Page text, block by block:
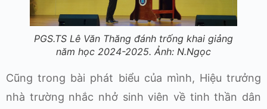
PGS.TS Lê Văn Thăng đánh trống khai giảng
năm học 2024-2025. Ảnh: N.Ngọc
Cũng trong bài phát biểu của mình, Hiệu trưởng
nhà trường nhắc nhở sinh viên về tinh thần dân